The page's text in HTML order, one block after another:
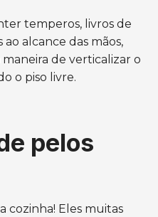
temperos, livros de
alcance das mãos,
de verticalizar o
o piso livre.
pelos
cozinha! Eles muitas